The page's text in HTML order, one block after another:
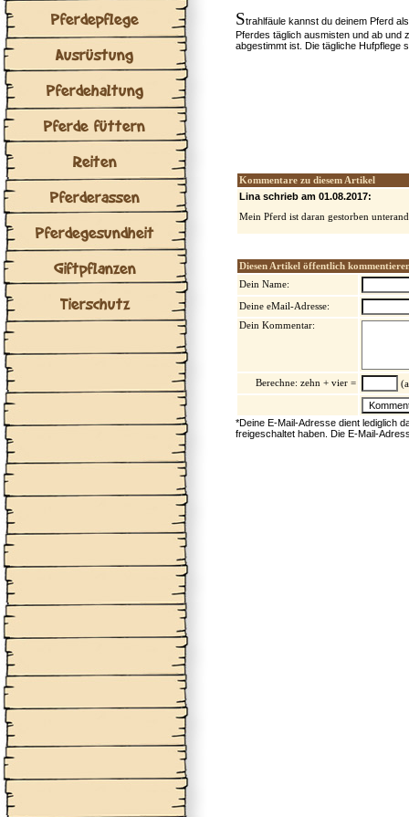
Pferdepflege
Ausrüstung
Pferdehaltung
Pferde füttern
Reiten
Pferderassen
Pferdegesundheit
Giftpflanzen
Tierschutz
Strahlfäule kannst du deinem Pferd
Pferdes täglich ausmisten und ab und
abgestimmt ist. Die tägliche Hufpflege
Kommentare zu diesem Artikel
Lina schrieb am 01.08.2017:
Mein Pferd ist daran gestorben
Diesen Artikel öffentlich
Dein Name:
Deine eMail-Adresse:
Dein Kommentar:
Berechne: zehn + vier =
*Deine E-Mail-Adresse dient lediglich
freigeschaltet haben. Die E-Mail-